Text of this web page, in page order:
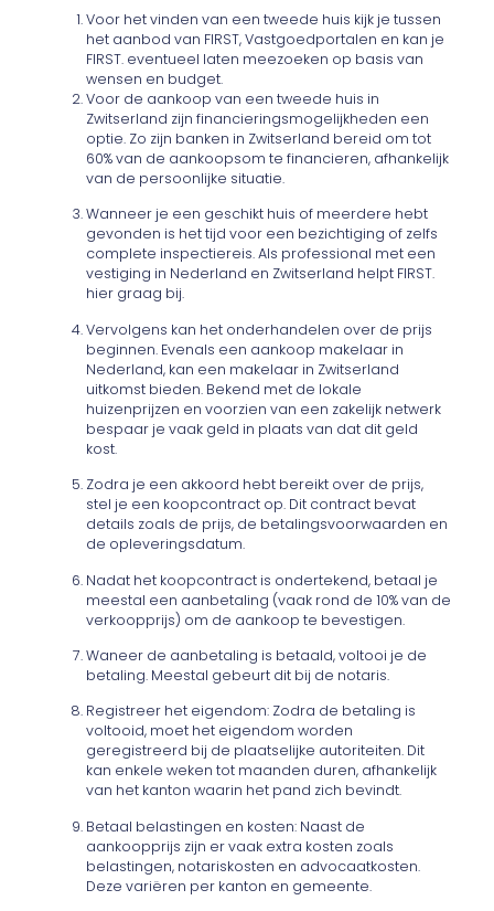
Voor het vinden van een tweede huis kijk je tussen
het aanbod van FIRST, Vastgoedportalen en kan je
FIRST. eventueel laten meezoeken op basis van
wensen en budget.
Voor de aankoop van een tweede huis in
Zwitserland zijn financieringsmogelijkheden een
optie. Zo zijn banken in Zwitserland bereid om tot
60% van de aankoopsom te financieren, afhankelijk
van de persoonlijke situatie.
Wanneer je een geschikt huis of meerdere hebt
gevonden is het tijd voor een bezichtiging of zelfs
complete inspectiereis. Als professional met een
vestiging in Nederland en Zwitserland helpt FIRST.
hier graag bij.
Vervolgens kan het onderhandelen over de prijs
beginnen. Evenals een aankoop makelaar in
Nederland, kan een makelaar in Zwitserland
uitkomst bieden. Bekend met de lokale
huizenprijzen en voorzien van een zakelijk netwerk
bespaar je vaak geld in plaats van dat dit geld
kost.
Zodra je een akkoord hebt bereikt over de prijs,
stel je een koopcontract op. Dit contract bevat
details zoals de prijs, de betalingsvoorwaarden en
de opleveringsdatum.
Nadat het koopcontract is ondertekend, betaal je
meestal een aanbetaling (vaak rond de 10% van de
verkoopprijs) om de aankoop te bevestigen.
Waneer de aanbetaling is betaald, voltooi je de
betaling. Meestal gebeurt dit bij de notaris.
Registreer het eigendom: Zodra de betaling is
voltooid, moet het eigendom worden
geregistreerd bij de plaatselijke autoriteiten. Dit
kan enkele weken tot maanden duren, afhankelijk
van het kanton waarin het pand zich bevindt.
Betaal belastingen en kosten: Naast de
aankoopprijs zijn er vaak extra kosten zoals
belastingen, notariskosten en advocaatkosten.
Deze variëren per kanton en gemeente.